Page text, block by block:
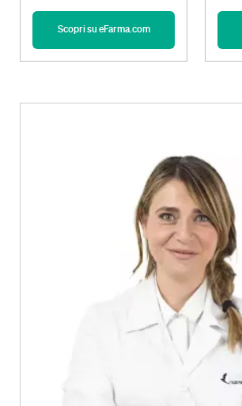
Scopri su eFarma.com